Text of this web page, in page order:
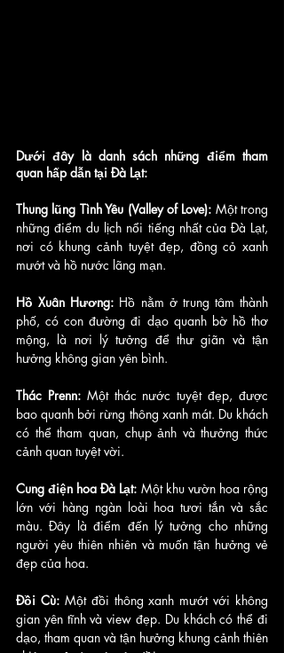
Dưới đây là danh sách những điểm tham
quan hấp dẫn tại Đà Lạt:
Thung lũng Tình Yêu (Valley of Love): Một trong
những điểm du lịch nổi tiếng nhất của Đà Lạt,
nơi có khung cảnh tuyệt đẹp, đồng cỏ xanh
mướt và hồ nước lãng mạn.
Hồ Xuân Hương: Hồ nằm ở trung tâm thành
phố, có con đường đi dạo quanh bờ hồ thơ
mộng, là nơi lý tưởng để thư giãn và tận
hưởng không gian yên bình.
Thác Prenn: Một thác nước tuyệt đẹp, được
bao quanh bởi rừng thông xanh mát. Du khách
có thể tham quan, chụp ảnh và thưởng thức
cảnh quan tuyệt vời.
Cung điện hoa Đà Lạt: Một khu vườn hoa rộng
lớn với hàng ngàn loài hoa tươi tắn và sắc
màu. Đây là điểm đến lý tưởng cho những
người yêu thiên nhiên và muốn tận hưởng vẻ
đẹp của hoa.
Đồi Cù: Một đồi thông xanh mướt với không
gian yên tĩnh và view đẹp. Du khách có thể đi
dạo, tham quan và tận hưởng khung cảnh thiên